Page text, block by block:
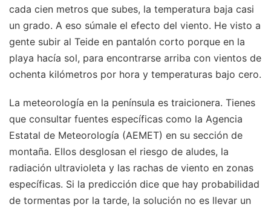
cada cien metros que subes, la temperatura baja casi
un grado. A eso súmale el efecto del viento. He visto a
gente subir al Teide en pantalón corto porque en la
playa hacía sol, para encontrarse arriba con vientos de
ochenta kilómetros por hora y temperaturas bajo cero.
La meteorología en la península es traicionera. Tienes
que consultar fuentes específicas como la Agencia
Estatal de Meteorología (AEMET) en su sección de
montaña. Ellos desglosan el riesgo de aludes, la
radiación ultravioleta y las rachas de viento en zonas
específicas. Si la predicción dice que hay probabilidad
de tormentas por la tarde, la solución no es llevar un